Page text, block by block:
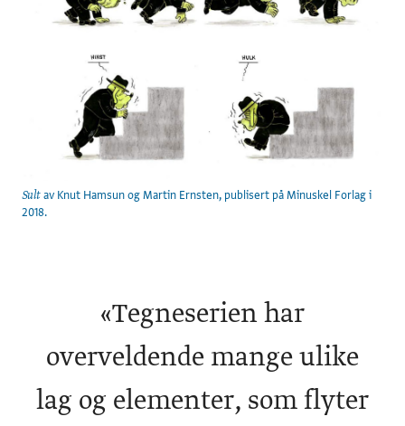
Sult av Knut Hamsun og Martin Ernsten, publisert på Minuskel Forlag i
2018.
«Tegneserien har
overveldende mange ulike
lag og elementer, som flyter